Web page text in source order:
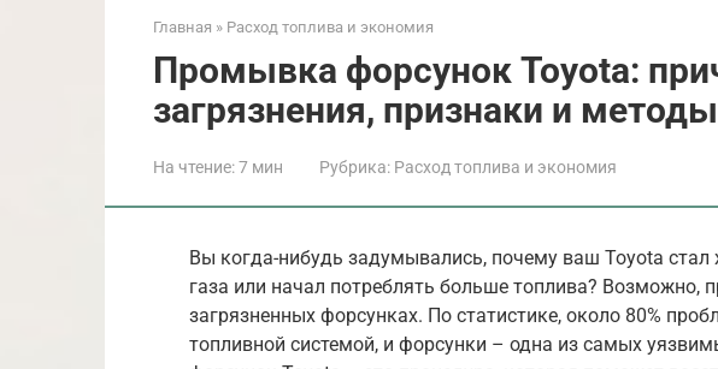
Главная » Расход топлива и экономия
Промывка форсунок Toyota:
загрязнения, признаки и
На чтение:7 мин Рубрика: Расход топлива и экономия
Вы когда-нибудь задумывались, почему ваш Toyota стал
газа или начал потреблять больше топлива? Возможно,
загрязненных форсунках. По статистике, около 80%
топливной системой, и форсунки – одна из самых